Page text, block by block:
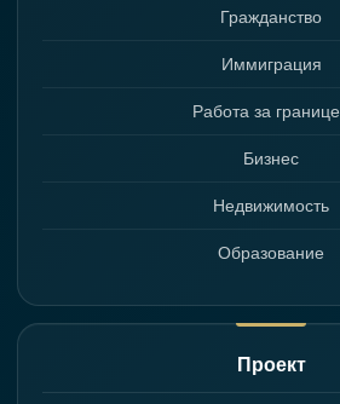
Гражданство
Иммиграция
Работа за
Бизнес
Недвижимость
Образование
Проект